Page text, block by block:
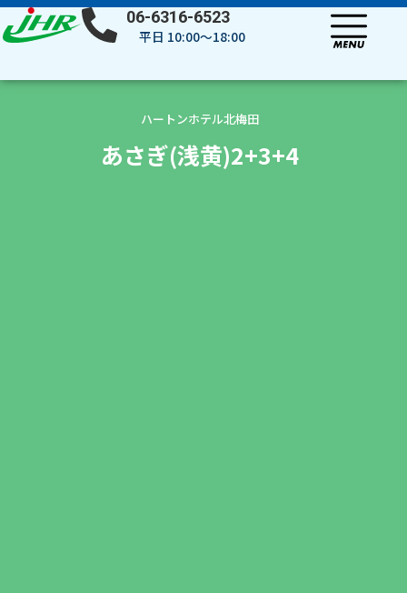
内
容
キ
06-6316-6523
平日 10:00～18:00
ハートンホテル北梅田
あさぎ(浅黄)2+3+4